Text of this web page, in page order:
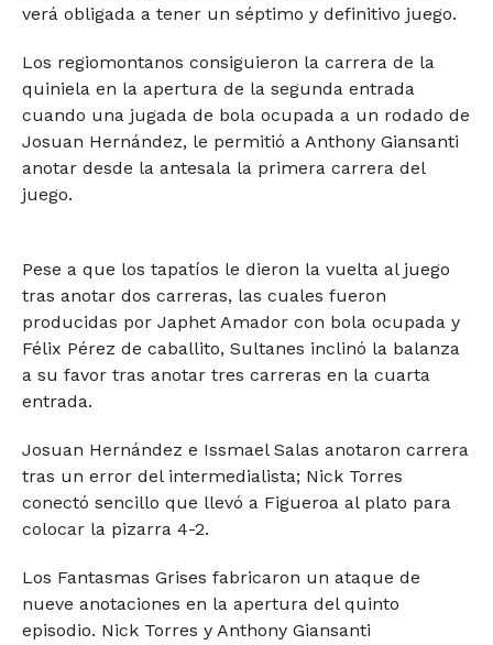
verá obligada a tener un séptimo y definitivo juego.
Los regiomontanos consiguieron la carrera de la
quiniela en la apertura de la segunda entrada
cuando una jugada de bola ocupada a un rodado de
Josuan Hernández, le permitió a Anthony Giansanti
anotar desde la antesala la primera carrera del
juego.
Pese a que los tapatíos le dieron la vuelta al juego
tras anotar dos carreras, las cuales fueron
producidas por Japhet Amador con bola ocupada y
Félix Pérez de caballito, Sultanes inclinó la balanza
a su favor tras anotar tres carreras en la cuarta
entrada.
Josuan Hernández e Issmael Salas anotaron carrera
tras un error del intermedialista; Nick Torres
conectó sencillo que llevó a Figueroa al plato para
colocar la pizarra 4-2.
Los Fantasmas Grises fabricaron un ataque de
nueve anotaciones en la apertura del quinto
episodio. Nick Torres y Anthony Giansanti